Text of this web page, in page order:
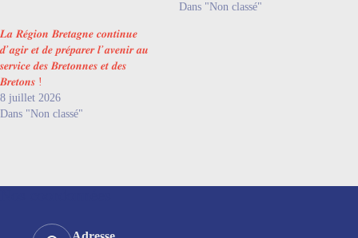
Dans "Non classé"
𝑳𝒂 𝑹𝒆́𝒈𝒊𝒐𝒏 𝑩𝒓𝒆𝒕𝒂𝒈𝒏𝒆 𝒄𝒐𝒏𝒕𝒊𝒏𝒖𝒆
𝒅’𝒂𝒈𝒊𝒓 𝒆𝒕 𝒅𝒆 𝒑𝒓𝒆́𝒑𝒂𝒓𝒆𝒓 𝒍’𝒂𝒗𝒆𝒏𝒊𝒓 𝒂𝒖
𝒔𝒆𝒓𝒗𝒊𝒄𝒆 𝒅𝒆𝒔 𝑩𝒓𝒆𝒕𝒐𝒏𝒏𝒆𝒔 𝒆𝒕 𝒅𝒆𝒔
𝑩𝒓𝒆𝒕𝒐𝒏𝒔 !
8 juillet 2026
Dans "Non classé"